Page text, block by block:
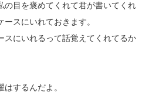
の目を褒めてくれて君が書いてくれ
スにいれておきます。
スにいれるって話覚えてくれてるか
するんだよ。